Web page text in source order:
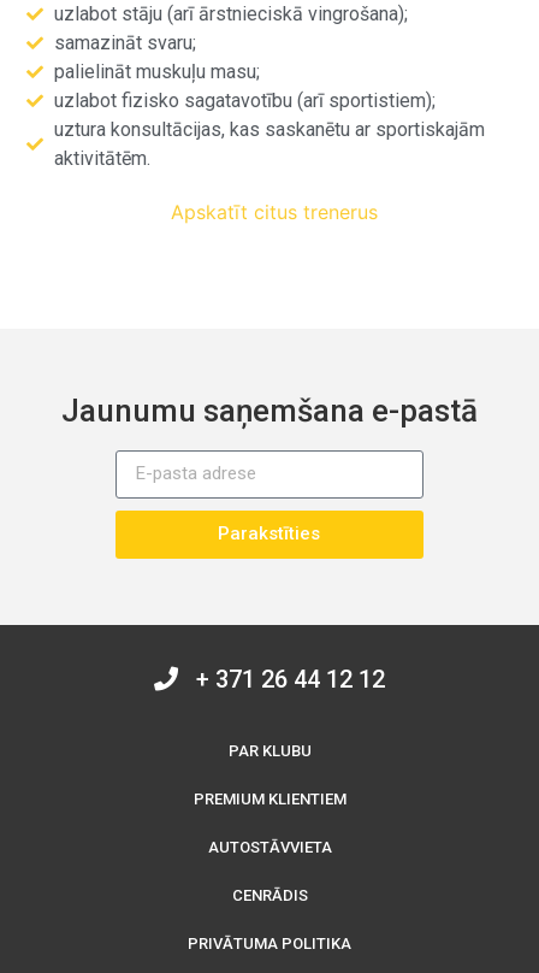
uzlabot stāju (arī ārstnieciskā vingrošana);
samazināt svaru;
palielināt muskuļu masu;
uzlabot fizisko sagatavotību (arī sportistiem);
uztura konsultācijas, kas saskanētu ar sportiskajām
aktivitātēm.
Apskatīt citus trenerus
Jaunumu saņemšana e-pastā
Parakstīties
+ 371 26 44 12 12
PAR KLUBU
PREMIUM KLIENTIEM
AUTOSTĀVVIETA
CENRĀDIS
PRIVĀTUMA POLITIKA